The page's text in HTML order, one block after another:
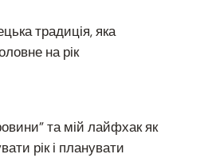
традиція, яка
на рік
та мій лайфхак як
рік і планувати